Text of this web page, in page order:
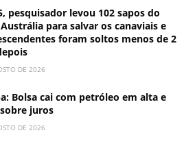
pesquisador levou 102 sapos do
para salvar os canaviais e
foram soltos menos de 2
DE 2026
Bolsa cai com petróleo em alta e
juros
DE 2026